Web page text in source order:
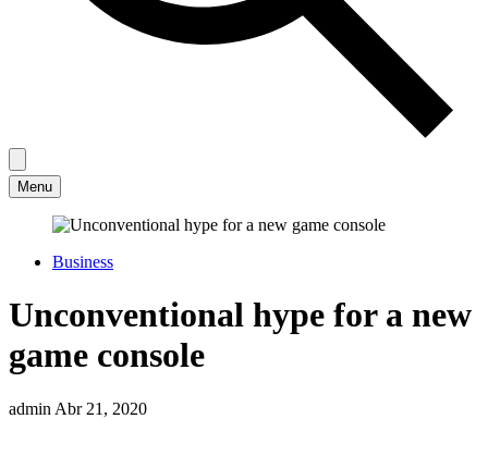
Menu
Business
Unconventional hype for a new
game console
admin Abr 21, 2020